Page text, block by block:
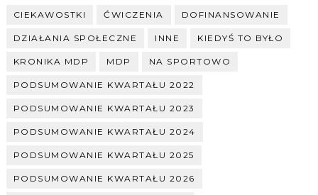
CIEKAWOSTKI ĆWICZENIA DOFINANSOWANIE
DZIAŁANIA SPOŁECZNE INNE KIEDYŚ TO BYŁO
KRONIKA MDP MDP NA SPORTOWO
PODSUMOWANIE KWARTAŁU 2022
PODSUMOWANIE KWARTAŁU 2023
PODSUMOWANIE KWARTAŁU 2024
PODSUMOWANIE KWARTAŁU 2025
PODSUMOWANIE KWARTAŁU 2026